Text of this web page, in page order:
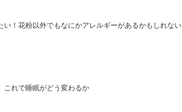
い！花粉以外でもなにかアレルギーがあるかもしれない
これで睡眠がどう変わるか